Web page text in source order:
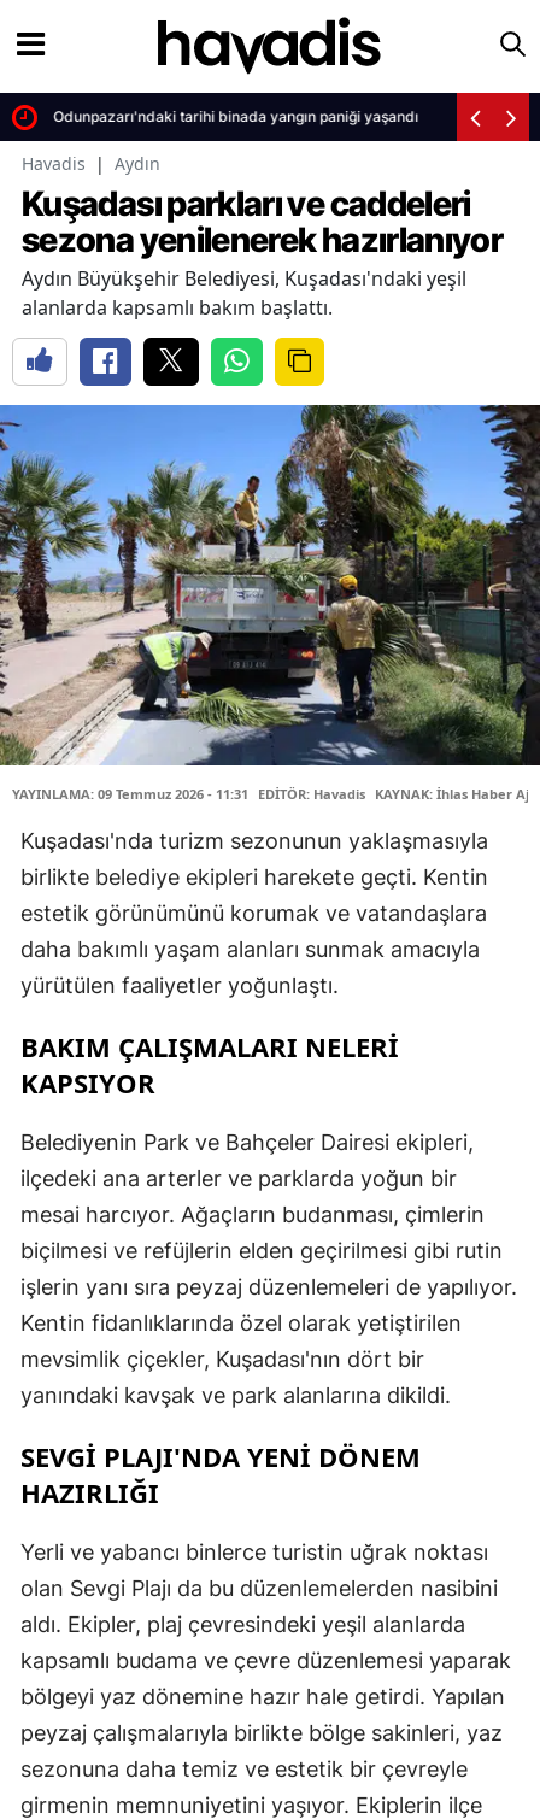
Odunpazarı'ndaki tarihi binada yangın paniği yaşandı
Havadis | Aydın
Kuşadası parkları ve caddeleri
sezona yenilenerek hazırlanıyor
Aydın Büyükşehir Belediyesi, Kuşadası'ndaki yeşil
alanlarda kapsamlı bakım başlattı.
YAYINLAMA: 09 Temmuz 2026 - 11:31 EDİTÖR: Havadis KAYNAK: İhlas Haber
Kuşadası'nda turizm sezonunun yaklaşmasıyla
birlikte belediye ekipleri harekete geçti. Kentin
estetik görünümünü korumak ve vatandaşlara
daha bakımlı yaşam alanları sunmak amacıyla
yürütülen faaliyetler yoğunlaştı.
BAKIM ÇALIŞMALARI NELERİ
KAPSIYOR
Belediyenin Park ve Bahçeler Dairesi ekipleri,
ilçedeki ana arterler ve parklarda yoğun bir
mesai harcıyor. Ağaçların budanması, çimlerin
biçilmesi ve refüjlerin elden geçirilmesi gibi rutin
işlerin yanı sıra peyzaj düzenlemeleri de yapılıyor.
Kentin fidanlıklarında özel olarak yetiştirilen
mevsimlik çiçekler, Kuşadası'nın dört bir
yanındaki kavşak ve park alanlarına dikildi.
SEVGİ PLAJI'NDA YENİ DÖNEM
HAZIRLIĞI
Yerli ve yabancı binlerce turistin uğrak noktası
olan Sevgi Plajı da bu düzenlemelerden nasibini
aldı. Ekipler, plaj çevresindeki yeşil alanlarda
kapsamlı budama ve çevre düzenlemesi yaparak
bölgeyi yaz dönemine hazır hale getirdi. Yapılan
peyzaj çalışmalarıyla birlikte bölge sakinleri, yaz
sezonuna daha temiz ve estetik bir çevreyle
girmenin memnuniyetini yaşıyor. Ekiplerin ilçe